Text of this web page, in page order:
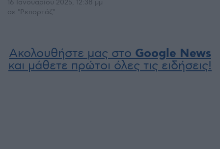
16 Ιανουαρίου 2025, 12:38 μμ
σε "Ρεπορτάζ"
Ακολουθήστε μας στο Google News
και μάθετε πρώτοι όλες τις ειδήσεις!